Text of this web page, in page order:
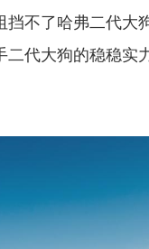
不了哈弗二代大
代大狗的稳稳实